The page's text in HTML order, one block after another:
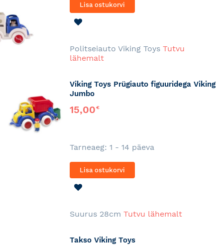
Lisa ostukorvi
Politseiauto Viking Toys Tutvu
lähemalt
Viking Toys Prügiauto figuuridega Viking
Jumbo
15,00€
Tarneaeg: 1 - 14 päeva
Lisa ostukorvi
Suurus 28cm Tutvu lähemalt
Takso Viking Toys